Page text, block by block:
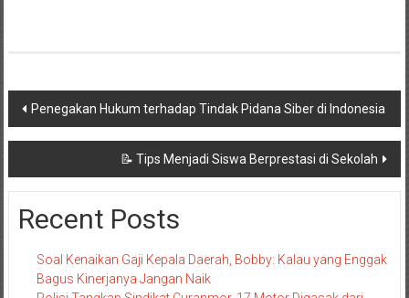
Navigasi
pos
Penegakan Hukum terhadap Tindak Pidana Siber di Indonesia
📝 Tips Menjadi Siswa Berprestasi di Sekolah
Recent Posts
Soal Kenaikan Gaji Kepala Daerah, Bobby: Kalau yang Enggak
Bagus Kinerjanya Jangan Naik